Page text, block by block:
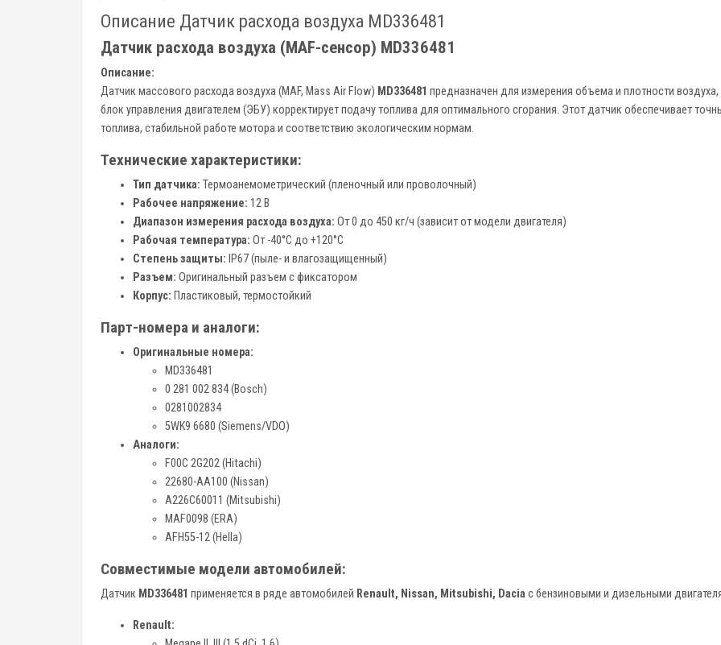
Описание Датчик расхода воздуха MD336481
Датчик расхода воздуха (MAF-сенсор) MD336481
Описание:
Датчик массового расхода воздуха (MAF, Mass Air Flow) MD336481 предназначен для измерения объема и плотности
блок управления двигателем (ЭБУ) корректирует подачу топлива для оптимального сгорания. Этот датчик обеспечивает
топлива, стабильной работе мотора и соответствию экологическим нормам.
Технические характеристики:
Тип датчика: Термоанемометрический (пленочный или проволочный)
Рабочее напряжение: 12 В
Диапазон измерения расхода воздуха: От 0 до 450 кг/ч (зависит от модели двигателя)
Рабочая температура: От -40°C до +120°C
Степень защиты: IP67 (пыле- и влагозащищенный)
Разъем: Оригинальный разъем с фиксатором
Корпус: Пластиковый, термостойкий
Парт-номера и аналоги:
Оригинальные номера:
MD336481
0 281 002 834 (Bosch)
0281002834
5WK9 6680 (Siemens/VDO)
Аналоги:
F00C 2G202 (Hitachi)
22680-AA100 (Nissan)
A226C60011 (Mitsubishi)
MAF0098 (ERA)
AFH55-12 (Hella)
Совместимые модели автомобилей:
Датчик MD336481 применяется в ряде автомобилей Renault, Nissan, Mitsubishi, Dacia с бензиновыми и дизельными
Renault: